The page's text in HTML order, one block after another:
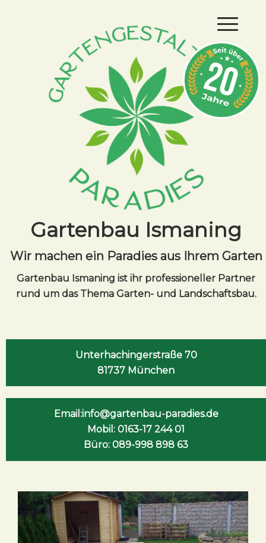
Gartenbau Ismaning
Wir machen ein Paradies aus Ihrem Garten
Gartenbau Ismaning ist ihr professioneller Partner
rund um das Thema Garten- und Landschaftsbau.
Unterhachingerstraße 70
81737 München
Email:info@gartenbau-paradies.de
Mobil: 0163-17 244 01
Büro: 089-998 898 63